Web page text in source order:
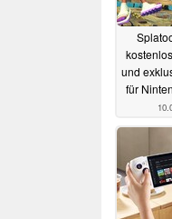
und
für